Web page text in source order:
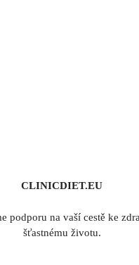
CLINICDIET.EU
podporu na vaší cestě ke
šťastnému životu.